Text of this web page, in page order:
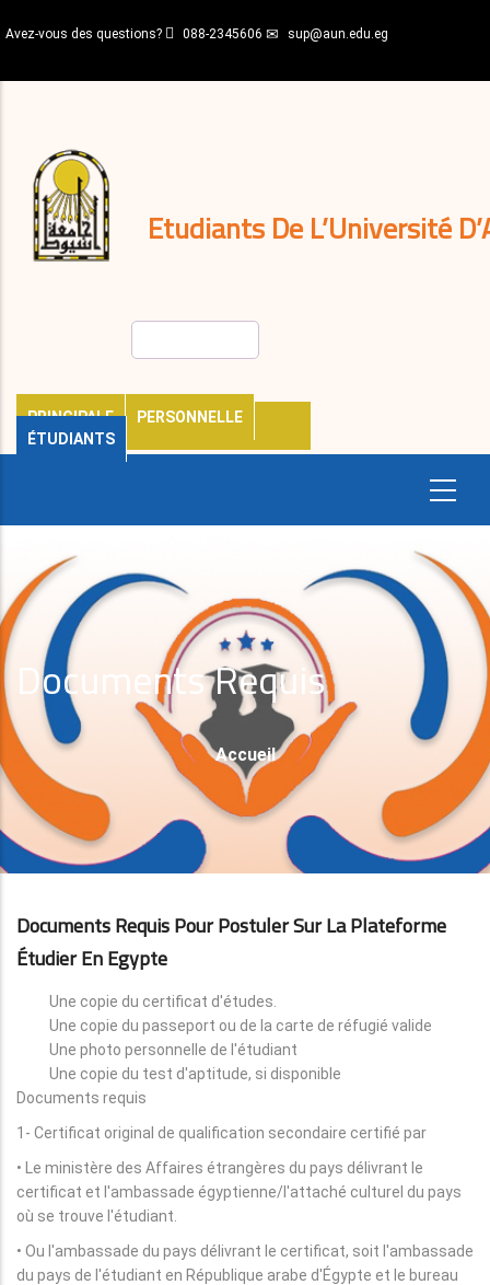
au
principal
Avez-vous des questions? 088-2345606 sup@aun.edu.eg
Etudiants De L’Université
PRINCIPALE
PERSONNELLE
ÉTUDIANTS
décisions
Expatriés
Journal
Documents Requis
Fil
D'Ariane
Accueil
Documents Requis Pour Postuler Sur La Plateforme
Étudier En Egypte
Une copie du certificat d'études.
Une copie du passeport ou de la carte de réfugié valide
Une photo personnelle de l'étudiant
Une copie du test d'aptitude, si disponible
Documents requis
1- Certificat original de qualification secondaire certifié par
• Le ministère des Affaires étrangères du pays délivrant le
certificat et l'ambassade égyptienne/l'attaché culturel du pays
où se trouve l'étudiant.
• Ou l'ambassade du pays délivrant le certificat, soit l'ambassade
du pays de l'étudiant en République arabe d'Égypte et le bureau